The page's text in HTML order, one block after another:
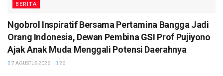
BERITA
Ngobrol Inspiratif Bersama Pertamina Bangga Jadi
Orang Indonesia, Dewan Pembina GSI Prof Pujiyono
Ajak Anak Muda Menggali Potensi Daerahnya
7 AGUSTUS 2026 26